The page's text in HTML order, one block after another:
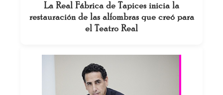
La Real Fábrica de Tapices inicia la
restauración de las alfombras que creó para
el Teatro Real